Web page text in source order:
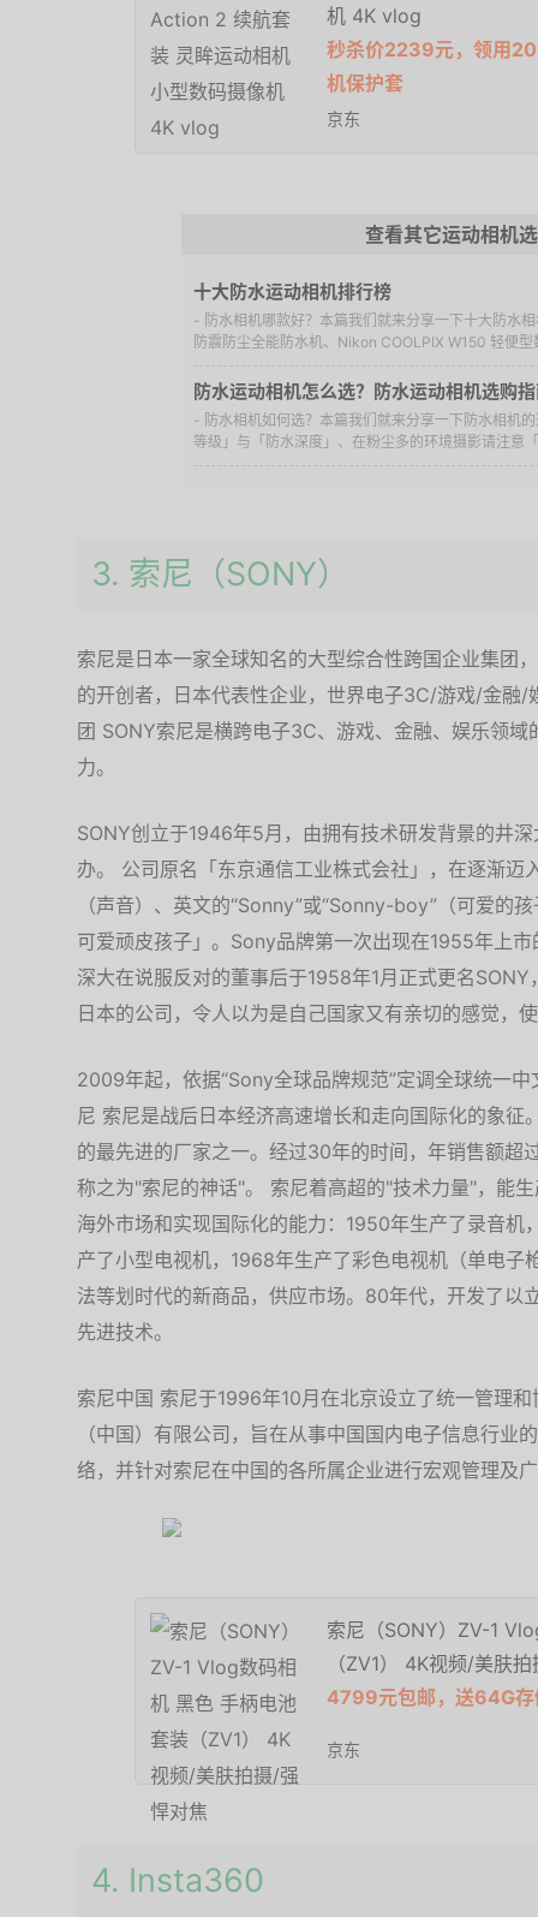
机 4K vlog
秒杀价2239元，领用
机保护套
京东
查看其它运动相机
十大防水运动相机排行榜
- 防水相机哪款好？本篇我们就来分享一下十大防水
防震防尘全能防水机、Nikon COOLPIX W150 轻便型
防水运动相机怎么选？防水运动相机选购
- 防水相机如何选？本篇我们就来分享一下防水相机
等级」与「防水深度」、在粉尘多的环境摄影请注意
3. 索尼（SONY）
索尼是日本一家全球知名的大型综合性跨国企业集团
的开创者，日本代表性企业，世界电子3C/游戏/金融/
团 SONY索尼是横跨电子3C、游戏、金融、娱乐领
力。
SONY创立于1946年5月，由拥有技术研发背景的井
办。 公司原名「东京通信工业株式会社」，在逐渐迈
（声音）、英文的“Sonny”或“Sonny-boy”（可爱的
可爱顽皮孩子」。Sony品牌第一次出现在1955年上
深大在说服反对的董事后于1958年1月正式更名
日本的公司，令人以为是自己国家又有亲切的感觉，
2009年起，依据“Sony全球品牌规范”定调全球统一
尼 索尼是战后日本经济高速增长和走向国际化的象征
的最先进的厂家之一。经过30年的时间，年销售额
称之为"索尼的神话"。 索尼着高超的"技术力量"，能
海外市场和实现国际化的能力：1950年生产了录音
产了小型电视机，1968年生产了彩色电视机（单电子
法等划时代的新商品，供应市场。80年代，开发了以
先进技术。
索尼中国 索尼于1996年10月在北京设立了统一管理
（中国）有限公司，旨在从事中国国内电子信息行业
络，并针对索尼在中国的各所属企业进行宏观管理及
索尼（SONY）ZV-1
（ZV1） 4K视频/美肤
4799元包邮，送64G存
京东
4. Insta360